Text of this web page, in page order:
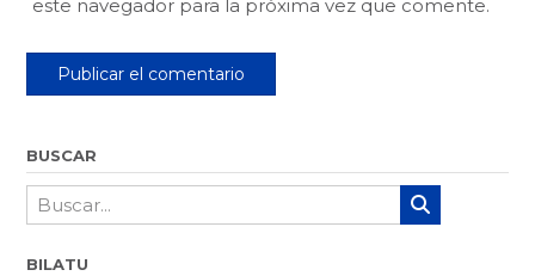
este navegador para la próxima vez que comente.
BUSCAR
BILATU